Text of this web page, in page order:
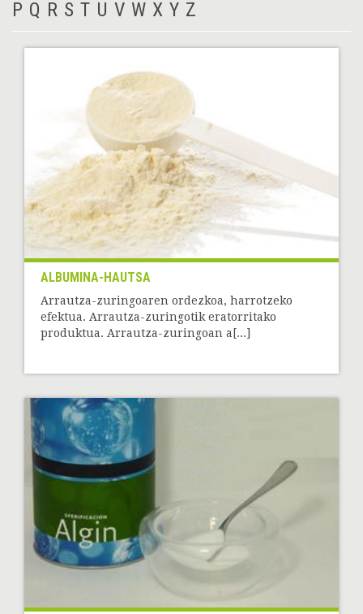
P Q R S T U V W X Y Z
ALBUMINA-HAUTSA
Arrautza-zuringoaren ordezkoa, harrotzeko
efektua. Arrautza-zuringotik eratorritako
produktua. Arrautza-zuringoan a[...]